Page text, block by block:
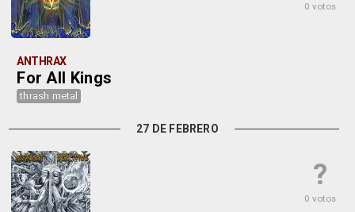
0 votos
ANTHRAX
For All Kings
thrash metal
27 DE FEBRERO
?
0 votos